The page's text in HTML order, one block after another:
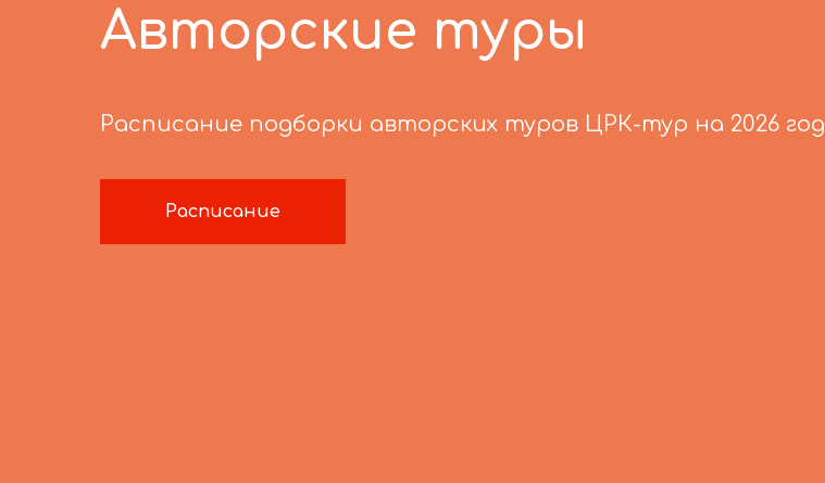
Авторские туры
Расписание подборки авторских туров ЦРК-тур на 2026 год
Расписание